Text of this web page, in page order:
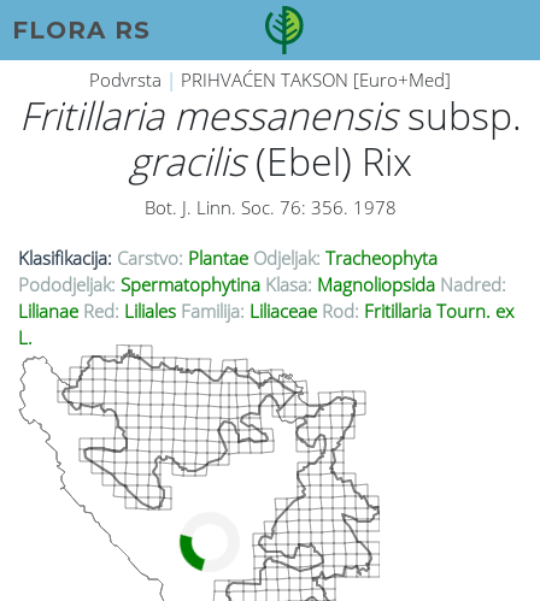
FLORA RS
Podvrsta | PRIHVAĆEN TAKSON [Euro+Med]
Fritillaria messanensissubsp.
gracilis(Ebel) Rix
Bot. J. Linn. Soc. 76: 356. 1978
Klasifikacija: Carstvo: Plantae Odjeljak: Tracheophyta
Pododjeljak: Spermatophytina Klasa: Magnoliopsida Nadred:
Lilianae Red: Liliales Familija: Liliaceae Rod: Fritillaria Tourn. ex
L.